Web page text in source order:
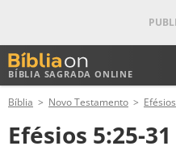
BÍBLIA SAGRADA ONLINE
ANTIGO TESTAMENTO
NOVO TESTAMENTO
Bíblia Novo Testamento Efésios
Efésios 5:25-31